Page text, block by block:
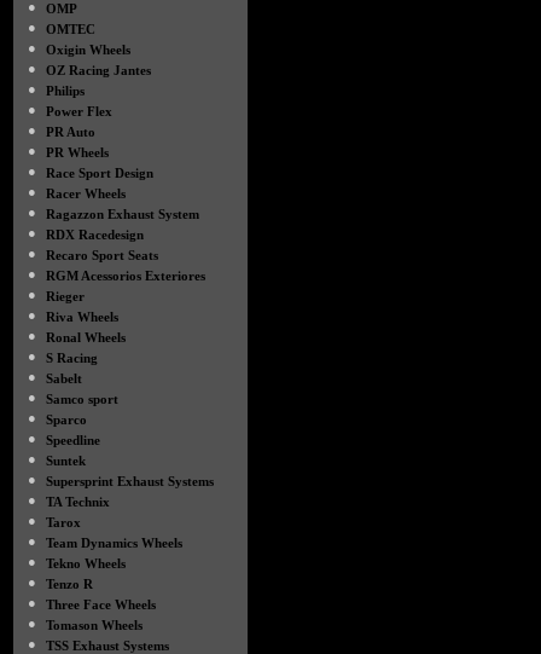
●
OMP
●
OMTEC
●
Oxigin Wheels
●
OZ Racing Jantes
●
Philips
●
Power Flex
●
PR Auto
●
PR Wheels
●
Race Sport Design
●
Racer Wheels
●
Ragazzon Exhaust System
●
RDX Racedesign
●
Recaro Sport Seats
●
RGM Acessorios Exteriores
●
Rieger
●
Riva Wheels
●
Ronal Wheels
●
S Racing
●
Sabelt
●
Samco sport
●
Sparco
●
Speedline
●
Suntek
●
Supersprint Exhaust Systems
●
TA Technix
●
Tarox
●
Team Dynamics Wheels
●
Tekno Wheels
●
Tenzo R
●
Three Face Wheels
●
Tomason Wheels
●
TSS Exhaust Systems